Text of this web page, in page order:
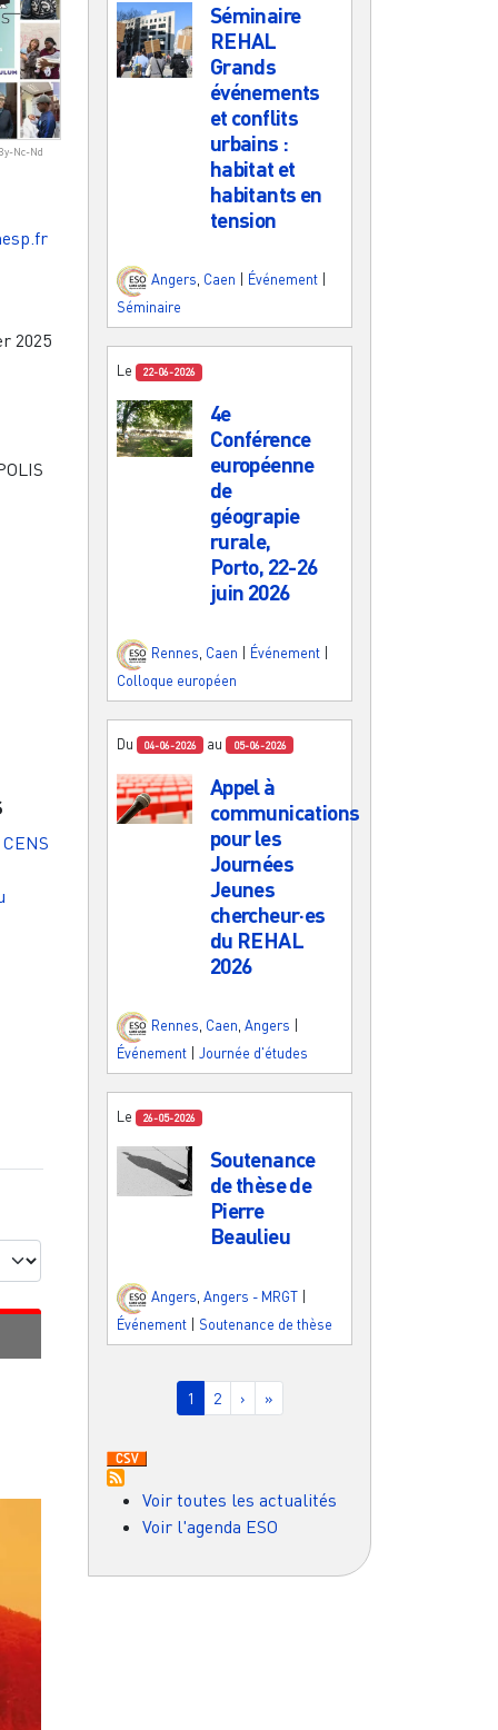
Nc-Nd
2025
Séminaire
REHAL
Grands
événements
et conflits
urbains :
habitat et
habitants en
tension
Angers, Caen Événement
Séminaire
Le 22-06-2026
4e
Conférence
européenne
de
géograpie
rurale,
Porto, 22-26
juin 2026
Rennes Caen Événement
Colloque européen
Du 04-06-2026 au 05-06-2026
Appel à
communications
pour les
Journées
Jeunes
chercheur·es
du REHAL
2026
Rennes, Caen, Angers
Événement
Journée d'études
Le 26-05-2026
Soutenance
de thèse de
Pierre
Beaulieu
Angers Angers - MRGT
Événement | Soutenance de thèse
Pagination
Page courante
1 Page
2 Page suivante
› Dernière page
»
Voir toutes les actualités
Voir l'agenda ESO